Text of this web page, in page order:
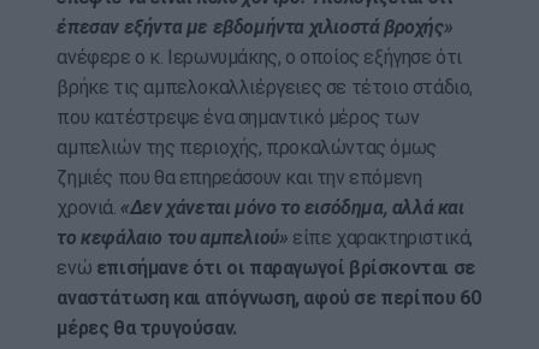
έπεσαν εξήντα με εβδομήντα χιλιοστά βροχής»
ανέφερε ο κ. Ιερωνυμάκης, ο οποίος εξήγησε ότι
βρήκε τις αμπελοκαλλιέργειες σε τέτοιο στάδιο,
που κατέστρεψε ένα σημαντικό μέρος των
αμπελιών της περιοχής, προκαλώντας όμως
ζημιές που θα επηρεάσουν και την επόμενη
χρονιά. «Δεν χάνεται μόνο το εισόδημα, αλλά και
το κεφάλαιο του αμπελιού» είπε χαρακτηριστικά,
ενώ επισήμανε ότι οι παραγωγοί βρίσκονται σε
αναστάτωση και απόγνωση, αφού σε περίπου 60
μέρες θα τρυγούσαν.